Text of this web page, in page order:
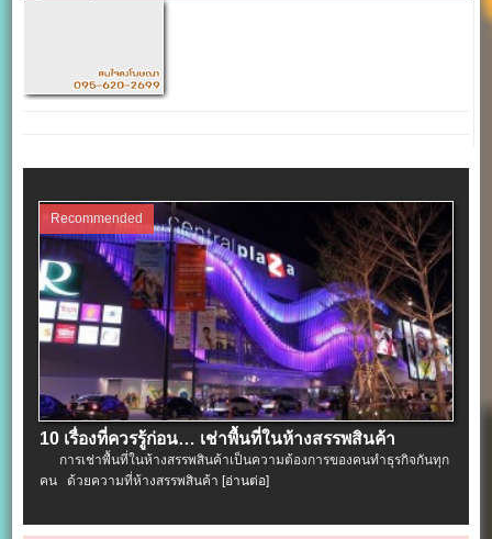
Recommended
10 เรื่องที่ควรรู้ก่อน… เช่าพื้นที่ในห้างสรรพสินค้า
การเช่าพื้นที่ในห้างสรรพสินค้าเป็นความต้องการของคนทำธุรกิจกันทุก
คน ด้วยความที่ห้างสรรพสินค้า [อ่านต่อ]